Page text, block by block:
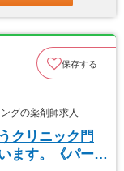
保存する
グの薬剤師求人
クリニック門
ます。《パー